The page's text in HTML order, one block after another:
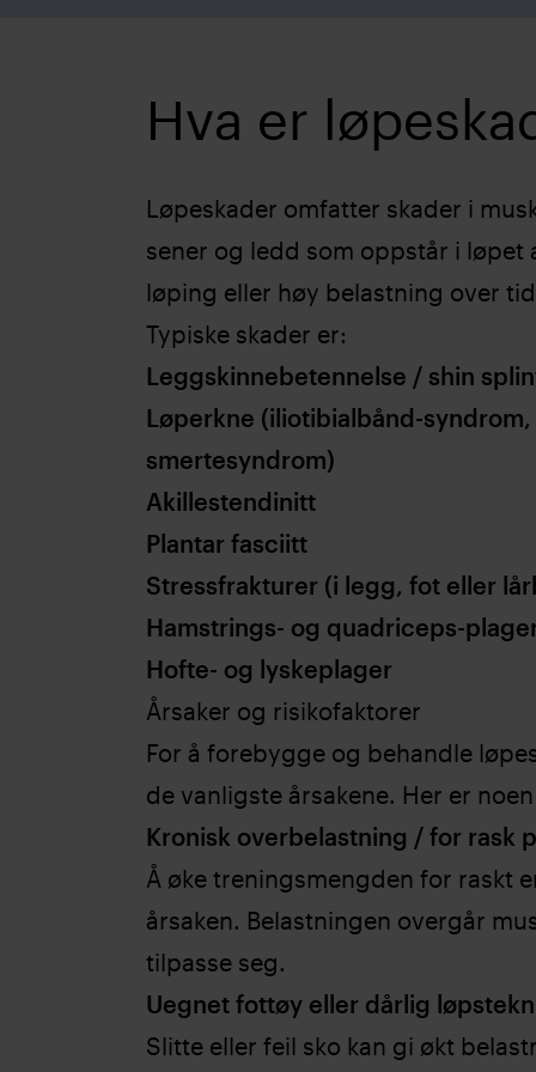
Hva er
Løpeskader omfatter skader i
sener og ledd som oppstår i løpet
løping eller høy belastning over
Typiske skader er:
Leggskinnebetennelse / shin
Løperkne (iliotibialbånd-
smertesyndrom)
Akilles­tendinitt
Plantar fasciitt
Stressfrakturer (i legg, fot eller
Hamstrings- og quadriceps-
Hofte- og lyskeplager
Årsaker og risikofaktorer
For å forebygge og behandle
de vanligste årsakene. Her er
Kronisk overbelastning / for rask
Å øke treningsmengden for raskt
årsaken. Belastningen overgår
tilpasse seg.
Uegnet fottøy eller dårlig
Slitte eller feil sko kan gi økt